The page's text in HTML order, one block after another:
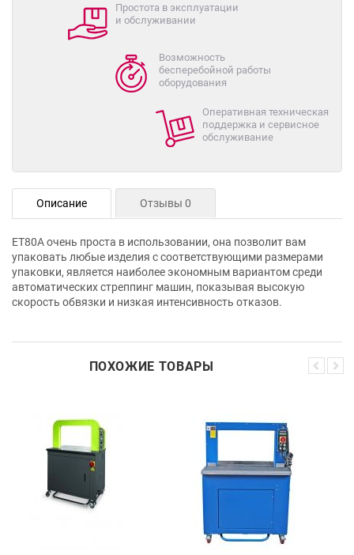
Простота в эксплуатации
и обслуживании
Возможность
бесперебойной работы
оборудования
Оперативная техническая
поддержка и сервисное
обслуживание
Описание Отзывы 0
ET80A очень проста в использовании, она позволит вам
упаковать любые изделия с соответствующими размерами
упаковки, является наиболее экономным вариантом среди
автоматических стреппинг машин, показывая высокую
скорость обвязки и низкая интенсивность отказов.
ПОХОЖИЕ ТОВАРЫ